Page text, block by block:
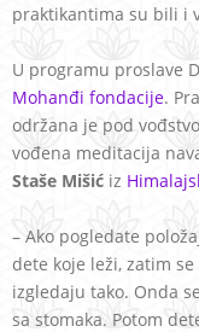
praktikantima su bili i
U programu proslave
Mohanđi fondacije.
održana je pod
vođena meditacija
Staše Mišić iz
– Ako pogledate
dete koje leži, zatim
izgledaju tako. Onda
sa stomaka. Potom